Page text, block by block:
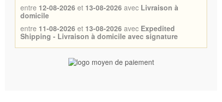
entre 12-08-2026 et 13-08-2026 avec Livraison à
domicile
entre 11-08-2026 et 13-08-2026 avec Expedited
Shipping - Livraison à domicile avec signature